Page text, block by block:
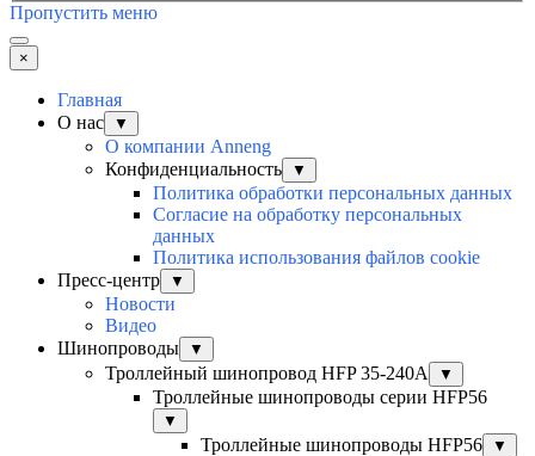
Пропустить меню
×
Главная
О нас
▼
О компании Anneng
Конфиденциальность
▼
Политика обработки персональных данных
Согласие на обработку персональных
данных
Политика использования файлов cookie
Пресс-центр
▼
Новости
Видео
Шинопроводы
▼
Троллейный шинопровод HFP 35-240А ▼
Троллейные шинопроводы серии HFP56
▼
Троллейные шинопроводы HFP56 ▼